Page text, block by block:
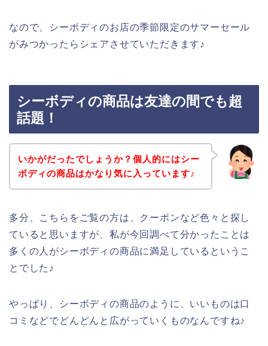
なので、シーボディのお店の季節限定のサマーセール
がみつかったらシェアさせていただきます♪
シーボディの商品は友達の間でも超
話題！
いかがだったでしょうか？個人的にはシー
ボディの商品はかなり気に入っています♪
多分、こちらをご覧の方は、クーポンなど色々と探し
ていると思いますが、私が今回調べて分かったことは
多くの人がシーボディの商品に満足しているというこ
とでした♪
やっぱり、シーボディの商品のように、いいものは口
コミなどでどんどんと広がっていくものなんですね♪